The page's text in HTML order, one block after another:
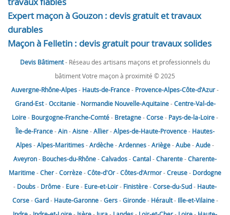
Expert maçon à Gouzon : devis gratuit et travaux
durables
Maçon à Felletin : devis gratuit pour travaux solides
Devis Bâtiment- Réseau des artisans maçons et professionnels du
bâtiment Votre maçon à proximité © 2025
Auvergne-Rhône-Alpes- Hauts-de-France- Provence-Alpes-Côte-d'Azur-
Grand-Est-Occitanie- Normandie Nouvelle-Aquitaine-Centre-Val-de-
Loire- Bourgogne-Franche-Comté- Bretagne-Corse- Pays-de-la-Loire-
Île-de-France-Ain-Aisne-Allier-Alpes-de-Haute-Provence- Hautes-
Alpes-Alpes-Maritimes-Ardèche-Ardennes-Ariège-Aube-Aude-
Aveyron- Bouches-du-Rhône-Calvados-Cantal-Charente-Charente-
Maritime-Cher-Corrèze-Côte-d'Or-Côtes-d'Armor-Creuse- Dordogne
- Doubs- Drôme- Eure- Eure-et-Loir- Finistère-Corse-du-Sud- Haute-
Corse-Gard- Haute-Garonne-Gers-Gironde- Hérault- Ille-et-Vilaine-